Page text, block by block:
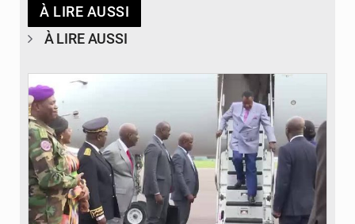
À LIRE AUSSI
À LIRE AUSSI